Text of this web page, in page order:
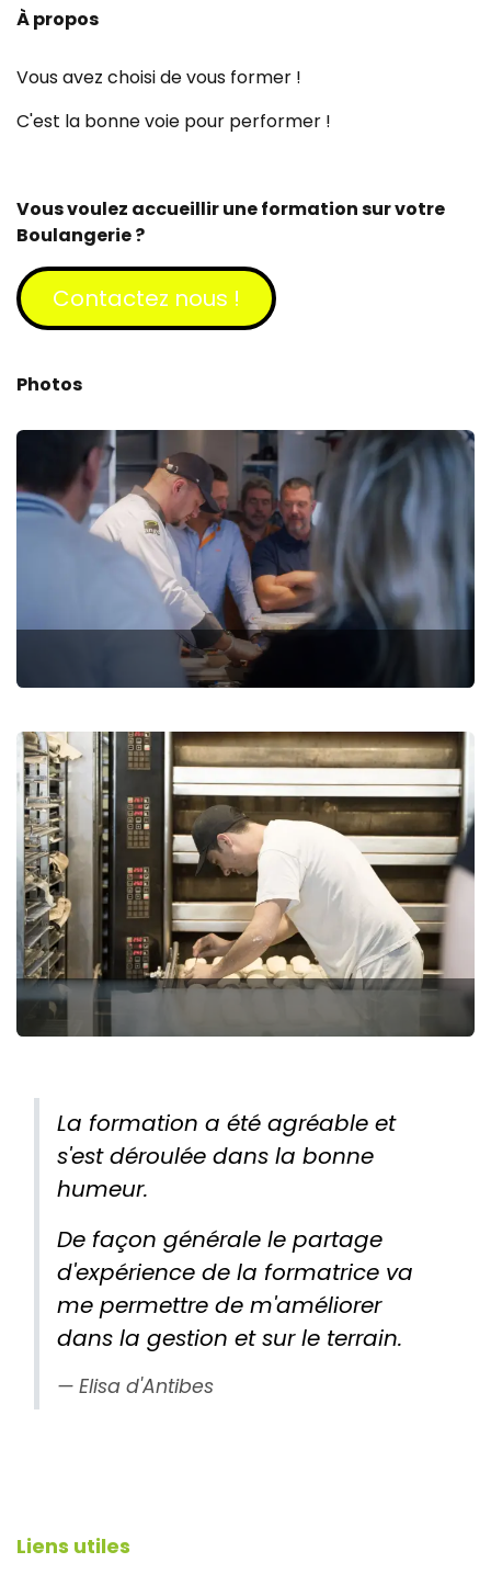
À propos
Vous avez choisi de vous former !
C'est la bonne voie pour performer !
Vous voulez accueillir une formation sur votre
Boulangerie ?
Contactez​​​​ nous !
Photos
La formation a été agréable et
s'est déroulée dans la bonne
humeur.
De façon générale le partage
d'expérience de la formatrice va
me permettre de m'améliorer
dans la gestion et sur le terrain.
Elisa d'Antibes
Liens utiles